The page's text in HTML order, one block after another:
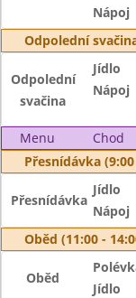
Nápoj
Odpolední
Odpolední
svačina
Jídlo
Nápoj
Menu Chod
Přesnídávka
Přesnídávka
Jídlo
Nápoj
Oběd (11:00 -
Oběd
Jídlo